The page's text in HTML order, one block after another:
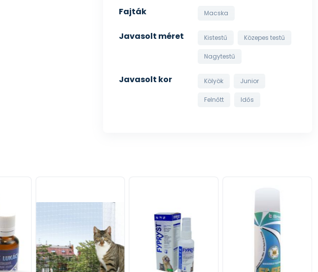
Fajták
Macska
Javasolt méret Kistestű Közepes testű
Nagytestű
Javasolt kor Kölyök Junior
Felnőtt Idős